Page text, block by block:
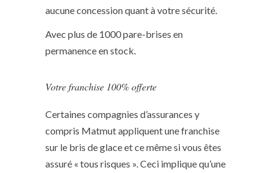
aucune concession quant à votre sécurité.
Avec plus de 1000 pare-brises en
permanence en stock.
Votre franchise 100% offerte
Certaines compagnies d’assurances y
compris Matmut appliquent une franchise
sur le bris de glace et ce même si vous êtes
assuré « tous risques ». Ceci implique qu’une